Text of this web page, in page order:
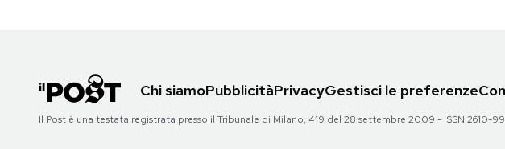
AREA PERSONALE
Area Personale
Chi siamoPubblicitàPrivacyGestisci le preferenze
Il Post è una testata registrata presso il Tribunale di Milano, 419 del 28 settembre 2009 - ISSN 2610-